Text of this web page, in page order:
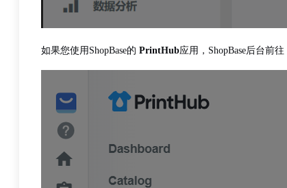
如果您使用ShopBase的 PrintHub应用，ShopBase后台前往